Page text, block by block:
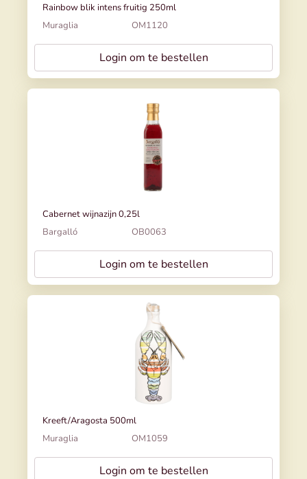
Rainbow blik intens fruitig 250ml
Muraglia
OM1120
Login om te bestellen
Cabernet wijnazijn 0,25l
Bargalló
OB0063
Login om te bestellen
Kreeft/Aragosta 500ml
Muraglia
OM1059
Login om te bestellen